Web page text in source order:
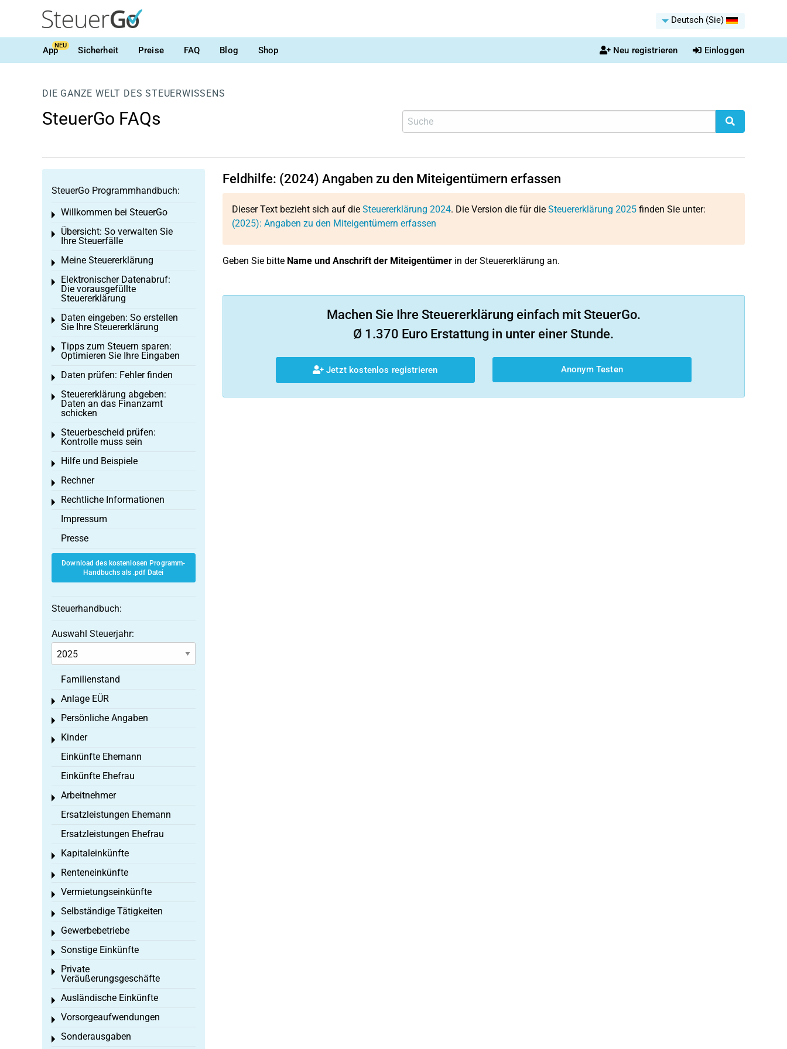
Deutsch (Sie)
AppNEU Sicherheit Preise FAQ Blog Shop Neu registrieren Einloggen
DIE GANZE WELT DES STEUERWISSENS
SteuerGo FAQs
Feldhilfe: (2024) Angaben zu den Miteigentümern erfassen
Dieser Text bezieht sich auf die Steuererklärung 2024. Die Version die für die Steuererklärung 2025finden Sie unter:
(2025): Angaben zu den Miteigentümern erfassen
Geben Sie bitte Name und Anschrift der Miteigentümerin der Steuererklärung an.
Machen Sie Ihre Steuererklärung einfach mit SteuerGo.
Ø 1.370 Euro Erstattung in unter einer Stunde.
Jetzt kostenlos registrieren Anonym Testen
SteuerGo Programmhandbuch:
Willkommen bei SteuerGo
Toggle menu
Übersicht: So verwalten Sie
Ihre Steuerfälle
Toggle menu
Meine Steuererklärung
Toggle menu
Elektronischer Datenabruf:
Die vorausgefüllte
Steuererklärung
Toggle menu
Daten eingeben: So erstellen
Sie Ihre Steuererklärung
Toggle menu
Tipps zum Steuern sparen:
Optimieren Sie Ihre Eingaben
Toggle menu
Daten prüfen: Fehler finden
Toggle menu
Steuererklärung abgeben:
Daten an das Finanzamt
schicken
Toggle menu
Steuerbescheid prüfen:
Kontrolle muss sein
Toggle menu
Hilfe und Beispiele
Toggle menu
Rechner
Toggle menu
Rechtliche Informationen
Toggle menu
Impressum
Presse
Download des kostenlosen Programm-
Handbuchs als .pdf Datei
Steuerhandbuch:
Auswahl Steuerjahr:
Familienstand
Anlage EÜR
Toggle menu
Persönliche Angaben
Toggle menu
Kinder
Toggle menu
Einkünfte Ehemann
Einkünfte Ehefrau
Arbeitnehmer
Toggle menu
Ersatzleistungen Ehemann
Ersatzleistungen Ehefrau
Kapitaleinkünfte
Toggle menu
Renteneinkünfte
Toggle menu
Vermietungseinkünfte
Toggle menu
Selbständige Tätigkeiten
Toggle menu
Gewerbebetriebe
Toggle menu
Sonstige Einkünfte
Toggle menu
Private
Veräußerungsgeschäfte
Toggle menu
Ausländische Einkünfte
Toggle menu
Vorsorgeaufwendungen
Toggle menu
Sonderausgaben
Toggle menu